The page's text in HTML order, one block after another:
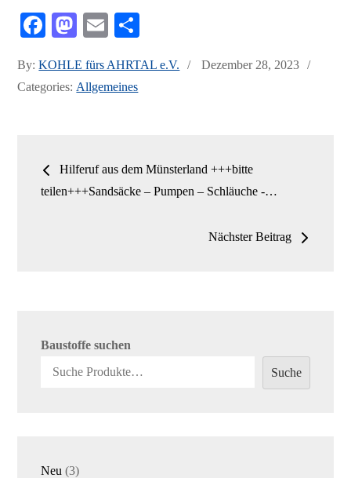
Fa
bo
ok
M
to
do
E
ail n
By:KOHLE fürs AHRTAL e.V.
Posted
Dezember 28, 2023
Categories: Allgemeines
Beitrags-
Navigation
Hilferuf aus dem Münsterland +++bitte
teilen+++Sandsäcke – Pumpen – Schläuche -…
Nächster Beitrag
Baustoffe suchen
Suche
Neu 33